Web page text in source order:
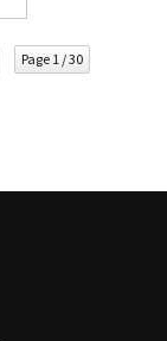
Page 1 / 30